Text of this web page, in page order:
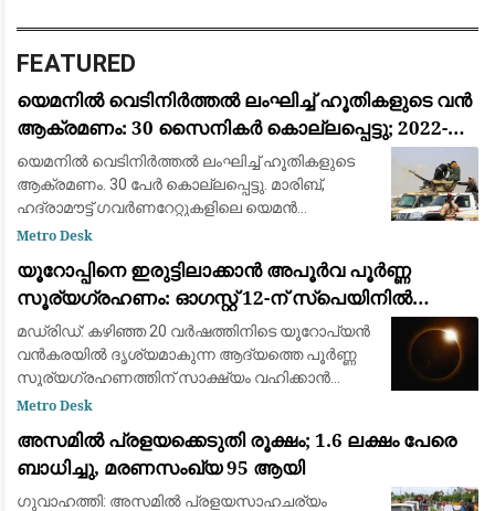
FEATURED
യെമനിൽ വെടിനിർത്തൽ ലംഘിച്ച് ഹൂതികളുടെ വൻ
ആക്രമണം: 30 സൈനികർ കൊല്ലപ്പെട്ടു; 2022-ന്
ശേഷമുള്ള ഏറ്റവും വലിയ ഏറ്റുമുട്ടൽ
യെമനിൽ വെടിനിർത്തൽ ലംഘിച്ച് ഹൂതികളുടെ
ആക്രമണം. 30 പേർ കൊല്ലപ്പെട്ടു. മാരിബ്,
ഹദ്രാമൗട്ട് ഗവർണറേറ്റുകളിലെ യെമൻ
എമർജൻസി ഫോഴ്‌സ് ക്യാമ്പുകൾക്ക്
വലിയ ആക്രമണമാണിത്
Metro Desk
യൂറോപ്പിനെ ഇരുട്ടിലാക്കാൻ അപൂർവ പൂർണ്ണ
സൂര്യഗ്രഹണം: ഓഗസ്റ്റ് 12-ന് സ്പെയിനിൽ
പ്രകൃതിയുടെ വിസ്മയക്കാഴ്ച
മഡ്രിഡ്: കഴിഞ്ഞ 20 വർഷത്തിനിടെ യൂറോപ്യൻ
വൻകരയിൽ ദൃശ്യമാകുന്ന ആദ്യത്തെ പൂർണ്ണ
സൂര്യഗ്രഹണത്തിന് സാക്ഷ്യം വഹിക്കാൻ
ഒരുങ്ങി ശാസ്ത്രലോകവും ആകാശപ്രേമികളും.
മറയ്ക
Metro Desk
അസമിൽ പ്രളയക്കെടുതി രൂക്ഷം; 1.6 ലക്ഷം പേരെ
ബാധിച്ചു, മരണസംഖ്യ 95 ആയി
ഗുവാഹത്തി: അസമിൽ പ്രളയസാഹചര്യം